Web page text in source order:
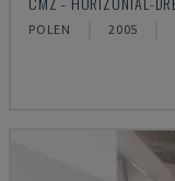
POLEN 2005